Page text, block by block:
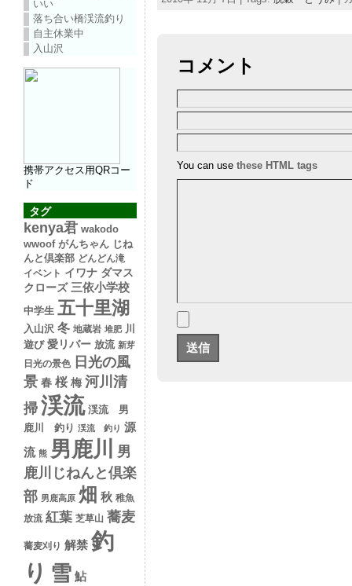
いい
落ち合い橋渓流釣り
自主休業中
入山沢
携帯アクセス用QRコー
ド
タグ
kenya君 wakodo
wwoof がんちゃん じね
んと倶楽部 どんどん滝
イベント イワナ ダマス
クローズ 三依小学校
中学生 五十里湖
入山沢 冬 地蔵岩 堆肥 川
遊び 愛リバー 放流 新芽
日光の景色
日光の風
景 春 桜 梅 河川清
掃渓流 渓流 男
鹿川 釣り 渓流 釣り 源
流 熊 男鹿川
男
鹿川じねんと倶楽
部 男鹿高原 畑 秋 稚魚
放流 紅葉 芝草山 蕎麦
蕎麦刈り 解禁 釣
り 雪 鮎
コメント
You can use these HTML tags